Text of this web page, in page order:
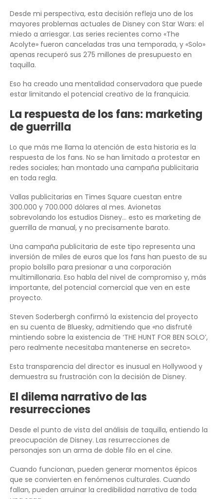
Desde mi perspectiva, esta decisión refleja uno de los
mayores problemas actuales de Disney con Star Wars: el
miedo a arriesgar. Las series recientes como «The
Acolyte» fueron canceladas tras una temporada, y «Solo»
apenas recuperó sus 275 millones de presupuesto en
taquilla.
Eso ha creado una mentalidad conservadora que puede
estar limitando el potencial creativo de la franquicia.
La respuesta de los fans: marketing
de guerrilla
Lo que más me llama la atención de esta historia es la
respuesta de los fans. No se han limitado a protestar en
redes sociales; han montado una campaña publicitaria
en toda regla.
Vallas publicitarias en Times Square cuestan entre
300.000 y 700.000 dólares al mes. Avionetas
sobrevolando los estudios Disney… esto es marketing de
guerrilla de manual, y no precisamente barato.
Una campaña publicitaria de este tipo representa una
inversión de miles de euros que los fans han puesto de su
propio bolsillo para presionar a una corporación
multimillonaria. Eso habla del nivel de compromiso y, más
importante, del potencial comercial que ven en este
proyecto.
Steven Soderbergh confirmó la existencia del proyecto
en su cuenta de Bluesky, admitiendo que «no disfruté
mintiendo sobre la existencia de ‘THE HUNT FOR BEN SOLO’,
pero realmente necesitaba mantenerse en secreto».
Esta transparencia del director es inusual en Hollywood y
demuestra su frustración con la decisión de Disney.
El dilema narrativo de las
resurrecciones
Desde el punto de vista del análisis de taquilla, entiendo la
preocupación de Disney. Las resurrecciones de
personajes son un arma de doble filo en el cine.
Cuando funcionan, pueden generar momentos épicos
que se convierten en fenómenos culturales. Cuando
fallan, pueden arruinar la credibilidad narrativa de toda